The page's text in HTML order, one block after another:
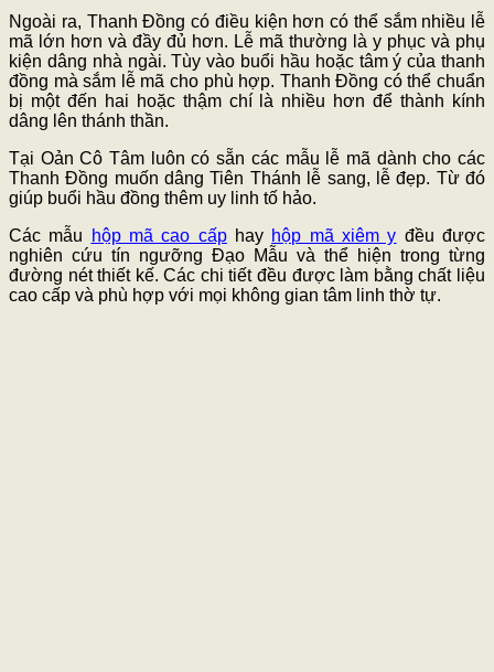
Ngoài ra, Thanh Đồng có điều kiện hơn có thể sắm nhiều lễ
mã lớn hơn và đầy đủ hơn. Lễ mã thường là y phục và phụ
kiện dâng nhà ngài. Tùy vào buổi hầu hoặc tâm ý của thanh
đồng mà sắm lễ mã cho phù hợp. Thanh Đồng có thể chuẩn
bị một đến hai hoặc thậm chí là nhiều hơn để thành kính
dâng lên thánh thần.
Tại Oản Cô Tâm luôn có sẵn các mẫu lễ mã dành cho các
Thanh Đồng muốn dâng Tiên Thánh lễ sang, lễ đẹp. Từ đó
giúp buổi hầu đồng thêm uy linh tố hảo.
Các mẫu
hộp mã cao cấphay hộp mã xiêm y đều được
nghiên cứu tín ngưỡng Đạo Mẫu và thể hiện trong từng
đường nét thiết kế. Các chi tiết đều được làm bằng chất liệu
cao cấp và phù hợp với mọi không gian tâm linh thờ tự.